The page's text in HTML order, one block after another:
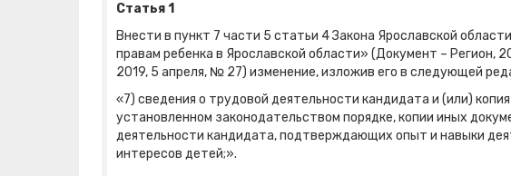
Статья 1
Внести в пункт 7 части 5 статьи 4 Закона Ярославской
правам ребенка в Ярославской области» (Документ – Регион,
2019, 5 апреля, № 27) изменение, изложив его в следующей
«7) сведения о трудовой деятельности кандидата и (или)
установленном законодательством порядке, копии иных
деятельности кандидата, подтверждающих опыт и навыки
интересов детей;».